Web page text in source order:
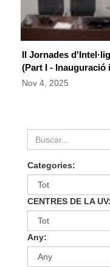
II Jornades
(Part I - Inauguració
Nov 4, 2025
Categories:
CENTRES DE LA UV:
Any: